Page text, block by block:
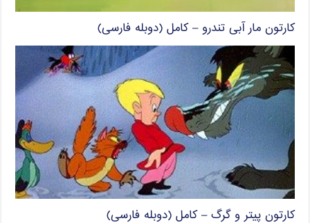
کارتون مار آبی تندرو – کامل (دوبله فارسی)
کارتون پیتر و گرگ – کامل (دوبله فارسی)